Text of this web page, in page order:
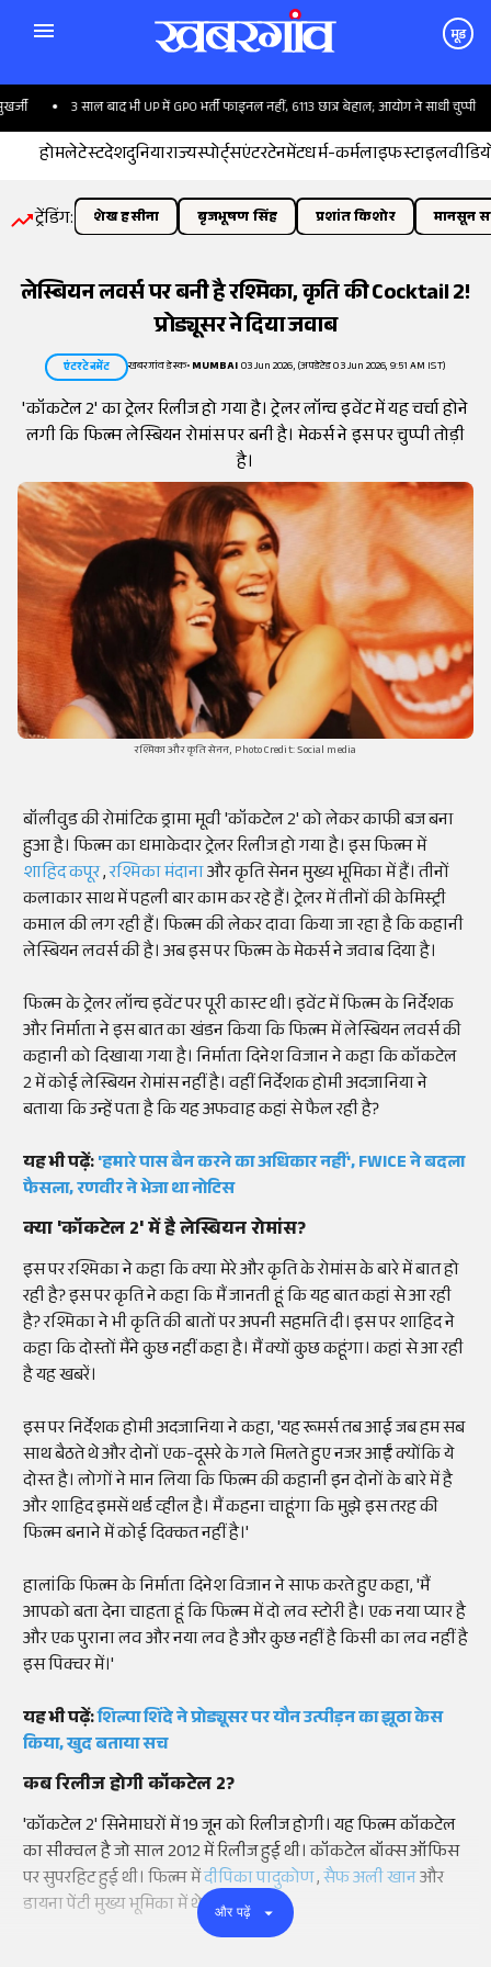
मूड
3 साल बाद भी UP में GPO भर्ती फाइनल नहीं, 6113 छात्र बेहाल; आयोग ने साधी चुप्पी
होमलेटेस्टदेशदुनियाराज्यस्पोर्ट्सएंटरटेनमेंटधर्म-कर्मलाइफस्टाइल
ट्रेंडिंग: शेख हसीना बृजभूषण सिंह प्रशांत किशोर मानसून
लेस्बियन लवर्स पर बनी है रश्मिका, कृति की Cocktail 2!
प्रोड्यूसर ने दिया जवाब
एंटरटेनमेंट खबरगांव डेस्क•MUMBAI03 Jun 2026, (अपडेटेड 03 Jun 2026, 9:51 AM IST)
'कॉकटेल 2' का ट्रेलर रिलीज हो गया है। ट्रेलर लॉन्च इवेंट में यह चर्चा होने
लगी कि फिल्म लेस्बियन रोमांस पर बनी है। मेकर्स ने इस पर चुप्पी तोड़ी
है।
रश्मिका और कृति सेनन, Photo Credit: Social media
बॉलीवुड की रोमांटिक ड्रामा मूवी 'कॉकटेल 2' को लेकर काफी बज बना
हुआ है। फिल्म का धमाकेदार ट्रेलर रिलीज हो गया है। इस फिल्म में
शाहिद कपूर,रश्मिका मंदानाऔर कृति सेनन मुख्य भूमिका में हैं। तीनों
कलाकार साथ में पहली बार काम कर रहे हैं। ट्रेलर में तीनों की केमिस्ट्री
कमाल की लग रही हैं। फिल्म की लेकर दावा किया जा रहा है कि कहानी
लेस्बियन लवर्स की है। अब इस पर फिल्म के मेकर्स ने जवाब दिया है।
फिल्म के ट्रेलर लॉन्च इवेंट पर पूरी कास्ट थी। इवेंट में फिल्म के निर्देशक
और निर्माता ने इस बात का खंडन किया कि फिल्म में लेस्बियन लवर्स की
कहानी को दिखाया गया है। निर्माता दिनेश विजान ने कहा कि कॉकटेल
2 में कोई लेस्बियन रोमांस नहीं है। वहीं निर्देशक होमी अदजानिया ने
बताया कि उन्हें पता है कि यह अफवाह कहां से फैल रही है?
यह भी पढ़ें:'हमारे पास बैन करने का अधिकार नहीं', FWICE ने बदला
फैसला, रणवीर ने भेजा था नोटिस
क्या 'कॉकटेल 2' में है लेस्बियन रोमांस?
इस पर रश्मिका ने कहा कि क्या मेरे और कृति के रोमांस के बारे में बात हो
रही है? इस पर कृति ने कहा कि मैं जानती हूं कि यह बात कहां से आ रही
है? रश्मिका ने भी कृति की बातों पर अपनी सहमति दी। इस पर शाहिद ने
कहा कि दोस्तों मैंने कुछ नहीं कहा है। मैं क्यों कुछ कहूंगा। कहां से आ रही
है यह खबरें।
इस पर निर्देशक होमी अदजानिया ने कहा, 'यह रूमर्स तब आई जब हम सब
साथ बैठते थे और दोनों एक-दूसरे के गले मिलते हुए नजर आईं क्योंकि ये
दोस्त है। लोगों ने मान लिया कि फिल्म की कहानी इन दोनों के बारे में है
और शाहिद इमसें थर्ड व्हील है। मैं कहना चाहूंगा कि मुझे इस तरह की
फिल्म बनाने में कोई दिक्कत नहीं है।'
हालांकि फिल्म के निर्माता दिनेश विजान ने साफ करते हुए कहा, 'मैं
आपको बता देना चाहता हूं कि फिल्म में दो लव स्टोरी है। एक नया प्यार है
और एक पुराना लव और नया लव है और कुछ नहीं है किसी का लव नहीं है
इस पिक्चर में।'
यह भी पढ़ें:शिल्पा शिंदे ने प्रोड्यूसर पर यौन उत्पीड़न का झूठा केस
किया, खुद बताया सच
कब रिलीज होगी कॉकटेल 2?
'कॉकटेल 2' सिनेमाघरों में 19 जून को रिलीज होगी। यह फिल्म कॉकटेल
का सीक्वल है जो साल 2012 में रिलीज हुई थी। कॉकटेल बॉक्स ऑफिस
पर सुपरहिट हुई थी। फिल्म मेंदीपिका पादुकोण,सैफ अली खानऔर
डायना पेंटी मुख्य भूमिका में थे।
और पढ़ें